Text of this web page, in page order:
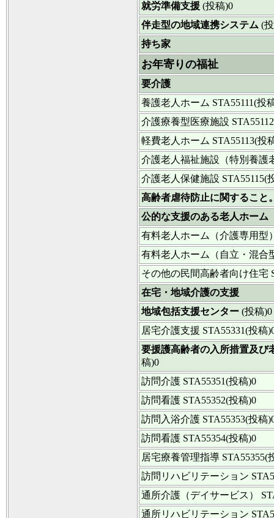
就労準備支援 (投稿)0
伴走型の地域連携システム (
持ち家
お年寄りの福祉
要介護
養護老人ホーム STA55111(投
介護療養型医療施設
軽費老人ホーム STA55113(投
介護老人福祉施設（特別養護
介護老人保健施設 STA55115(
高齢者虐待防止に関すること
公的な支援のある老人ホーム
有料老人ホーム（介護専用型
有料老人ホーム（自立・混合
その他の民間高齢者向け住宅
在宅・地域介護の支援
地域包括支援センター (投稿)0
居宅介護支援 STA55331(投稿
要援護高齢者の入所措置及
稿)0
訪問介護 STA55351(投稿)0
訪問看護 STA55352(投稿)0
訪問入浴介護 STA55353(投稿
訪問看護 STA55354(投稿)0
居宅療養管理指導 STA55355(
訪問リハビリテーション
通所介護（デイサービス）
通所リハビリテーション